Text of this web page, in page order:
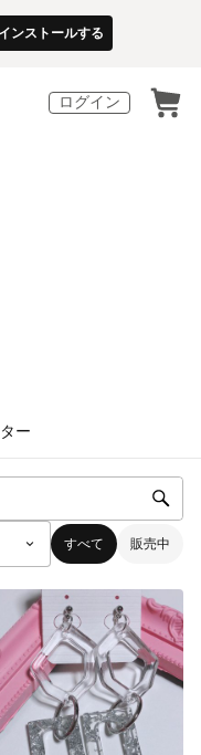
インストールする
ログイン
ー
すべて 販売中